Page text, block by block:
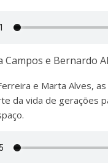
Campos e Bernardo
e Marta Alves,
da vida de gerações